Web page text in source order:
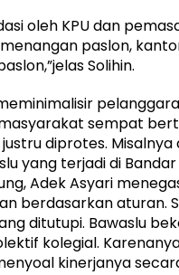
oleh KPU dan
paslon,
Solihin.
masyarakat sempat
diprotes.
yang terjadi di
Adek Asyari
berdasarkan aturan.
ditutupi. Bawaslu
kolegial.
kinerjanya